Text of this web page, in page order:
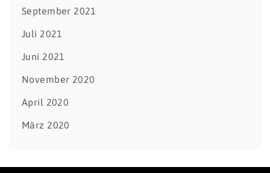
September 2021
Juli 2021
Juni 2021
November 2020
April 2020
März 2020